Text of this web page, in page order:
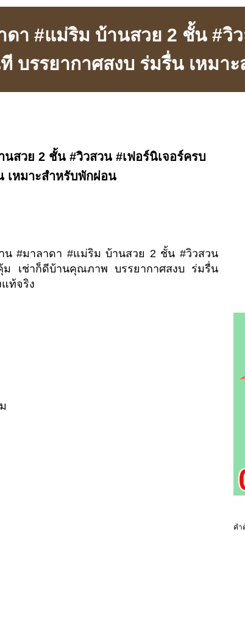
า #แม่ริม บ้านสวย 2 ชั้น #วิว
บรรยากาศสงบ ร่มรื่น เหมา
สวย 2 ชั้น #วิวสวน #เฟอร์นิเจอร์ครบ
เหมาะสำหรับพักผ่อน
น #มาลาดา #แม่ริม บ้านสวย 2 ชั้น #วิวสวน
ม เช่าก็ดีบ้านคุณภาพ บรรยากาศสงบ ร่มรื่น
ท้จริง
คำ